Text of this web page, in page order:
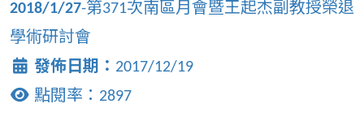
2018/1/27-第371次南區月會暨王起杰副教授榮退
學術研討會
發佈日期： 2017/12/19
點閱率： 2897